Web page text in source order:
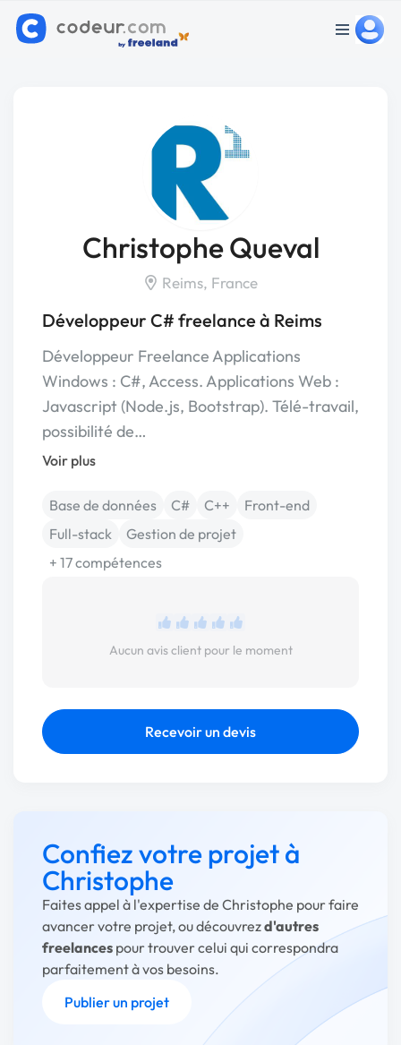
Christophe Queval
Reims, France
Développeur C# freelance à Reims
Développeur Freelance Applications
Windows : C#, Access. Applications Web :
Javascript (Node.js, Bootstrap). Télé-travail,
possibilité de…
Voir plus
Base de données C# C++
Front-end
Full-stack
Gestion de projet
+ 17 compétences
Aucun avis client pour le moment
Recevoir un devis
Confiez votre projet à
Christophe
Faites appel à l'expertise de Christophe pour faire
avancer votre projet, ou découvrezd'autres
freelances pour trouver celui qui correspondra
parfaitement à vos besoins.
Publier un projet